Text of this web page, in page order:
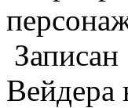
Записан
Вейдера